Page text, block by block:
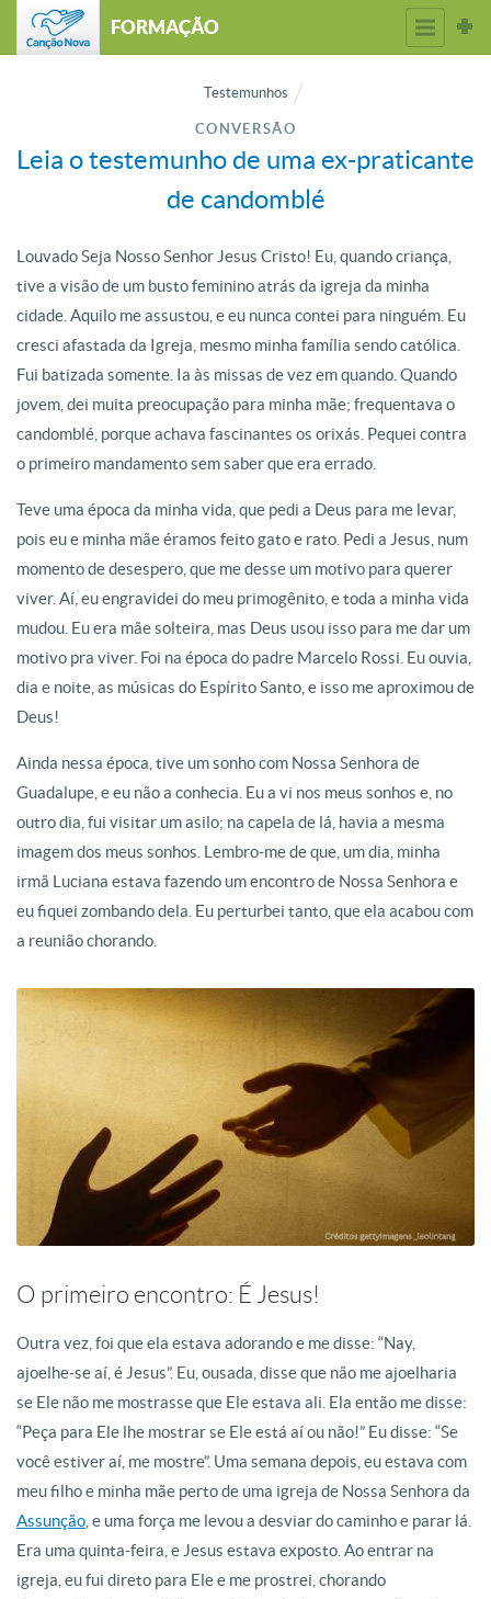
FORMAÇÃO
Testemunhos
CONVERSÃO
Leia o testemunho de uma ex-praticante
de candomblé
Louvado Seja Nosso Senhor Jesus Cristo! Eu, quando criança,
tive a visão de um busto feminino atrás da igreja da minha
cidade. Aquilo me assustou, e eu nunca contei para ninguém. Eu
cresci afastada da Igreja, mesmo minha família sendo católica.
Fui batizada somente. Ia às missas de vez em quando. Quando
jovem, dei muita preocupação para minha mãe; frequentava o
candomblé, porque achava fascinantes os orixás. Pequei contra
o primeiro mandamento sem saber que era errado.
Teve uma época da minha vida, que pedi a Deus para me levar,
pois eu e minha mãe éramos feito gato e rato. Pedi a Jesus, num
momento de desespero, que me desse um motivo para querer
viver. Aí, eu engravidei do meu primogênito, e toda a minha vida
mudou. Eu era mãe solteira, mas Deus usou isso para me dar um
motivo pra viver. Foi na época do padre Marcelo Rossi. Eu ouvia,
dia e noite, as músicas do Espírito Santo, e isso me aproximou de
Deus!
Ainda nessa época, tive um sonho com Nossa Senhora de
Guadalupe, e eu não a conhecia. Eu a vi nos meus sonhos e, no
outro dia, fui visitar um asilo; na capela de lá, havia a mesma
imagem dos meus sonhos. Lembro-me de que, um dia, minha
irmã Luciana estava fazendo um encontro de Nossa Senhora e
eu fiquei zombando dela. Eu perturbei tanto, que ela acabou com
a reunião chorando.
O primeiro encontro: É Jesus!
Outra vez, foi que ela estava adorando e me disse: “Nay,
ajoelhe-se aí, é Jesus”. Eu, ousada, disse que não me ajoelharia
se Ele não me mostrasse que Ele estava ali. Ela então me disse:
“Peça para Ele lhe mostrar se Ele está aí ou não!” Eu disse: “Se
você estiver aí, me mostre”. Uma semana depois, eu estava com
meu filho e minha mãe perto de uma igreja de Nossa Senhora da
Assunção , e uma força me levou a desviar do caminho e parar lá.
Era uma quinta-feira, e Jesus estava exposto. Ao entrar na
igreja, eu fui direto para Ele e me prostrei, chorando